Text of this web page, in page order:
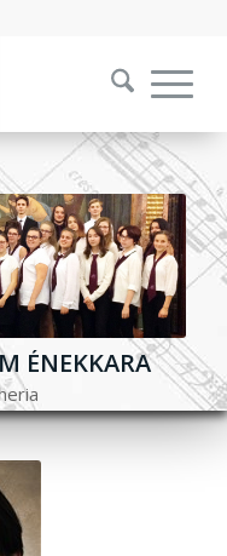
ÉNEKKARA